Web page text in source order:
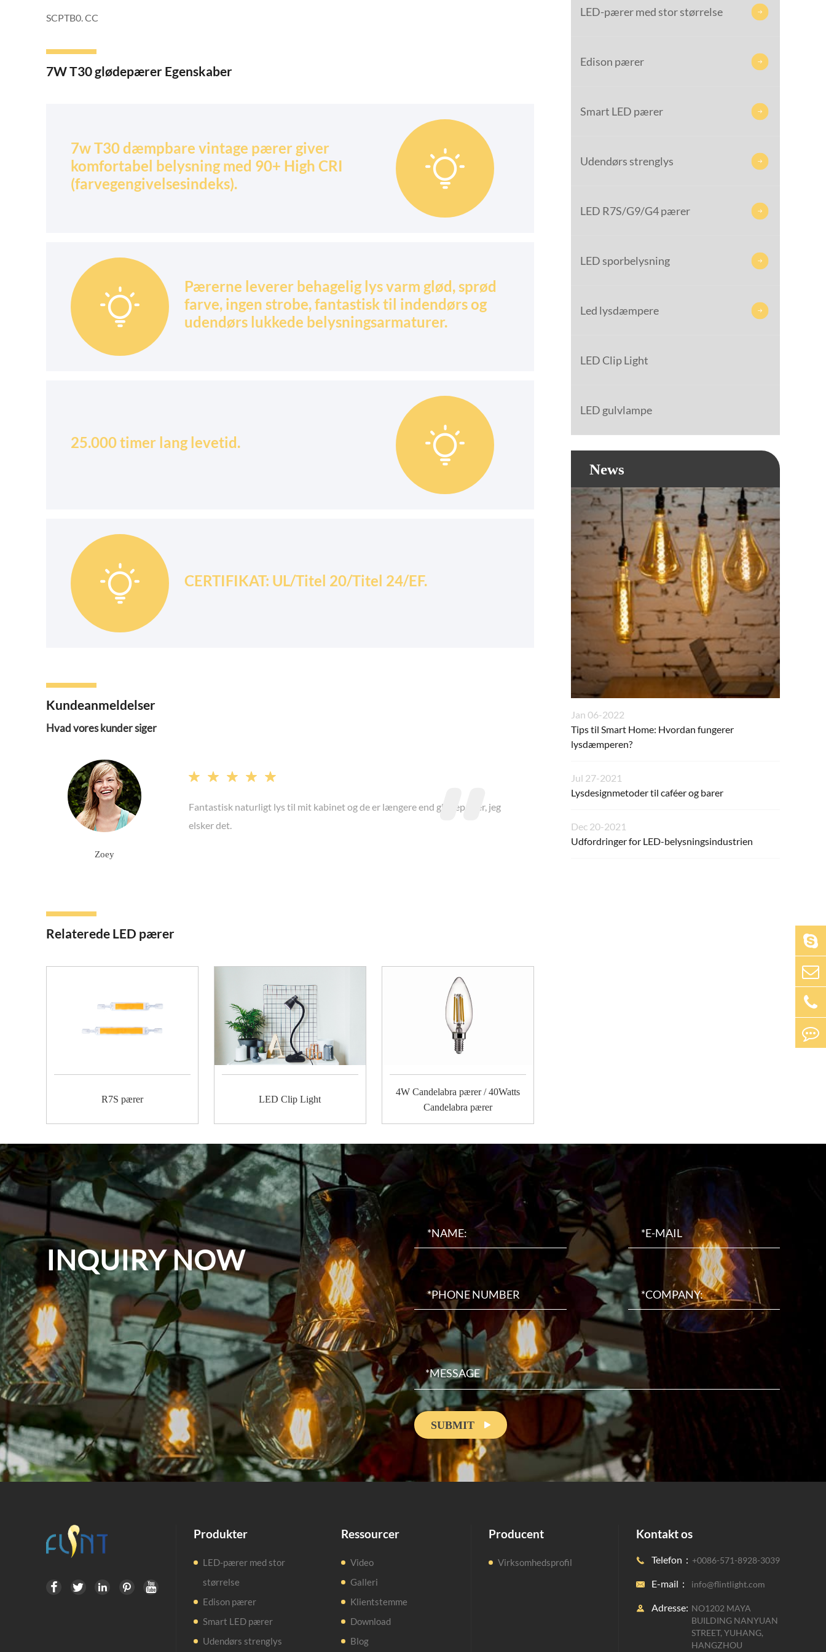
SCPTB0. CC
7W T30 glødepærer Egenskaber

7w T30 dæmpbare vintage pærer giver
komfortabel belysning med 90+ High CRI
(farvegengivelsesindeks).

Pærerne leverer behagelig lys varm glød, sprød
farve, ingen strobe, fantastisk til indendørs og
udendørs lukkede belysningsarmaturer.

25.000 timer lang levetid.
 CERTIFIKAT: UL/Titel 20/Titel 24/EF.
Kundeanmeldelser
Hvad vores kunder siger
Zoey
    
Fantastisk naturligt lys til mit kabinet og de er længere end glødepærer, jeg
elsker det.
Relaterede LED pærer
R7S pærer LED Clip Light
4W Candelabra pærer / 40Watts
Candelabra pærer
LED-pærer med stor størrelse 
Edison pærer 
Smart LED pærer 
Udendørs strenglys 
LED R7S/G9/G4 pærer 
LED sporbelysning 
Led lysdæmpere 
LED Clip Light
LED gulvlampe
News
Jan 06-2022
Tips til Smart Home: Hvordan fungerer
lysdæmperen?
Jul 27-2021
Lysdesignmetoder til caféer og barer
Dec 20-2021
Udfordringer for LED-belysningsindustrien
INQUIRY NOW
SUBMIT 
    
Produkter
LED-pærer med stor
størrelse
Edison pærer
Smart LED pærer
Udendørs strenglys
Ressourcer
Video
Galleri
Klientstemme
Download
Blog
Producent
Virksomhedsprofil
Kontakt os
 Telefon： +0086-571-8928-3039
 E-mail： info@flintlight.com
 Adresse: NO1202 MAYA
BUILDING NANYUAN
STREET, YUHANG,
HANGZHOU